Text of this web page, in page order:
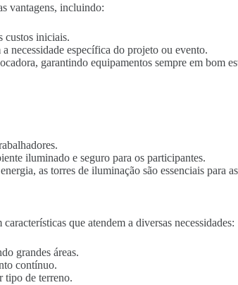
vantagens, incluindo:
custos iniciais.
necessidade específica do projeto ou evento.
garantindo equipamentos sempre em bom
iluminado e seguro para os participantes.
as torres de iluminação são essenciais para
que atendem a diversas necessidades:
grandes áreas.
contínuo.
tipo de terreno.